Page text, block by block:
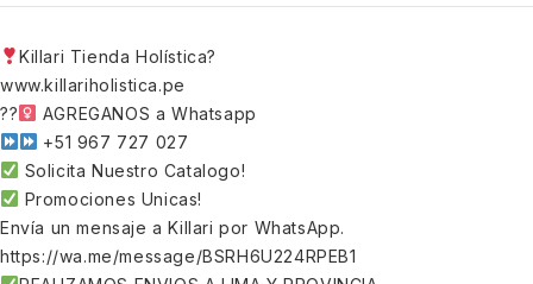
Killari Tienda Holística?
www.killariholistica.pe
??‍
AGREGANOS a Whatsapp
+51 967 727 027
Solicita Nuestro Catalogo!
Promociones Unicas!
Envía un mensaje a Killari por WhatsApp.
https://wa.me/message/BSRH6U224RPEB1